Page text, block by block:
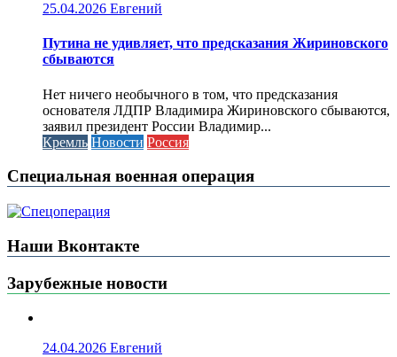
25.04.2026 Евгений
Путина не удивляет, что предсказания Жириновского
сбываются
Нет ничего необычного в том, что предсказания
основателя ЛДПР Владимира Жириновского сбываются,
заявил президент России Владимир...
Кремль Новости Россия
Специальная военная операция
Наши Вконтакте
Зарубежные новости
24.04.2026 Евгений